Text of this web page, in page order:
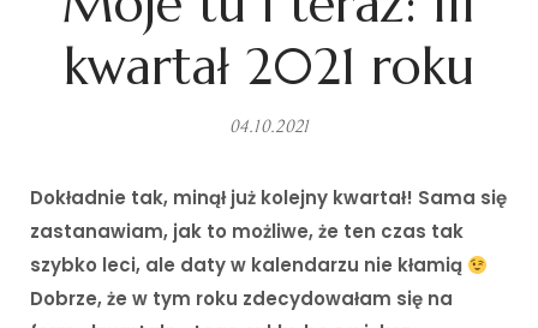
kwartał 2021 roku
04.10.2021
Dokładnie tak, minął już kolejny kwartał! Sama się
zastanawiam, jak to możliwe, że ten czas tak
szybko leci, ale daty w kalendarzu nie kłamią
Dobrze, że w tym roku zdecydowałam się na